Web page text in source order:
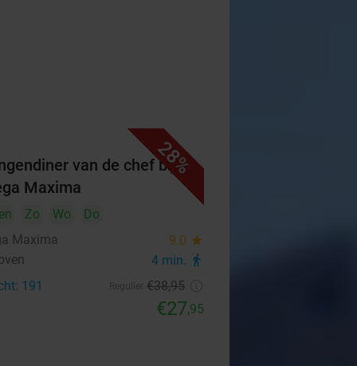
28%
van de chef bij
Maxima
Zo Wo
Do
Maxima
9.0 star
4 min. directions_walk
191 €38,95
€27,95